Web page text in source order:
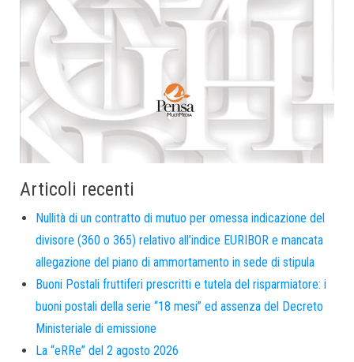
Articoli recenti
Nullità di un contratto di mutuo per omessa indicazione del
divisore (360 o 365) relativo all’indice EURIBOR e mancata
allegazione del piano di ammortamento in sede di stipula
Buoni Postali fruttiferi prescritti e tutela del risparmiatore: i
buoni postali della serie “18 mesi” ed assenza del Decreto
Ministeriale di emissione
La “eRRe” del 2 agosto 2026